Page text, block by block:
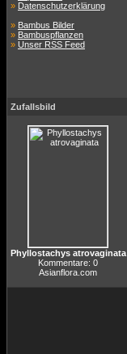
» Datenschutzerklärung
» Bambus Bilder
» Bambuspflanzen
» Unser RSS Feed
Zufallsbild
Phyllostachys atrovaginata
Kommentare: 0
Asianflora.com